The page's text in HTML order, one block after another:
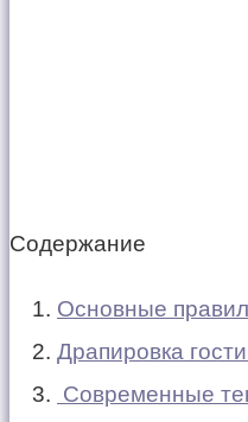
Содержание
Основные
Драпировка
Современные